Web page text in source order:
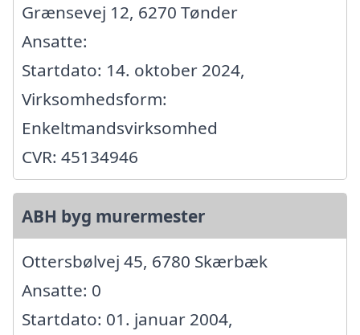
Grænsevej 12, 6270 Tønder
Ansatte:
Startdato: 14. oktober 2024,
Virksomhedsform:
Enkeltmandsvirksomhed
CVR: 45134946
ABH byg murermester
Ottersbølvej 45, 6780 Skærbæk
Ansatte: 0
Startdato: 01. januar 2004,